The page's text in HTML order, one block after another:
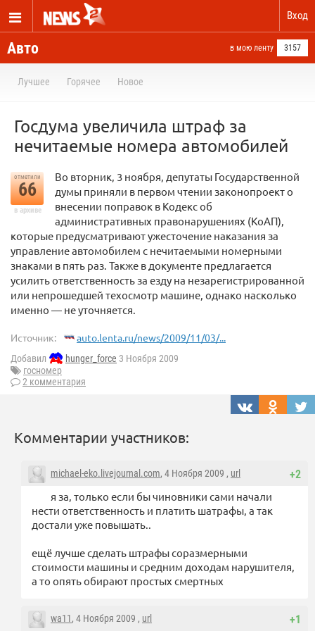
Вход
Авто в мою ленту 3157
Лучшее Горячее Новое
Госдума увеличила штраф за
нечитаемые номера автомобилей
отметили
66
в архиве
Во вторник, 3 ноября, депутаты Государственной
думы приняли в первом чтении законопроект о
внесении поправок в Кодекс об
административных правонарушениях (КоАП),
которые предусматривают ужесточение наказания за
управление автомобилем с нечитаемыми номерными
знаками в пять раз. Также в документе предлагается
усилить ответственность за езду на незарегистрированной
или непрошедшей техосмотр машине, однако насколько
именно — не уточняется.
Источник: auto.lenta.ru/news/2009/11/03/...
Добавил hunger_force 3 Ноября 2009
госномер
2 комментария
Комментарии участников:
+2
michael-eko.livejournal.com, 4 Ноября 2009 , url
я за, только если бы чиновники сами начали
нести ответственность и платить шатрафы, а так
достали уже повышать..
ещё лучше сделать штрафы соразмерными
стоимости машины и средним доходам нарушителя,
а то опять обирают простых смертных
+1
wa11, 4 Ноября 2009 , url